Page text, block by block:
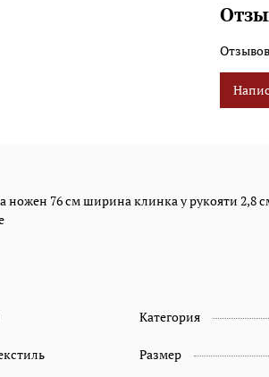
ножен 76 см ширина клинка у рукояти 2,8
Категория
Размер